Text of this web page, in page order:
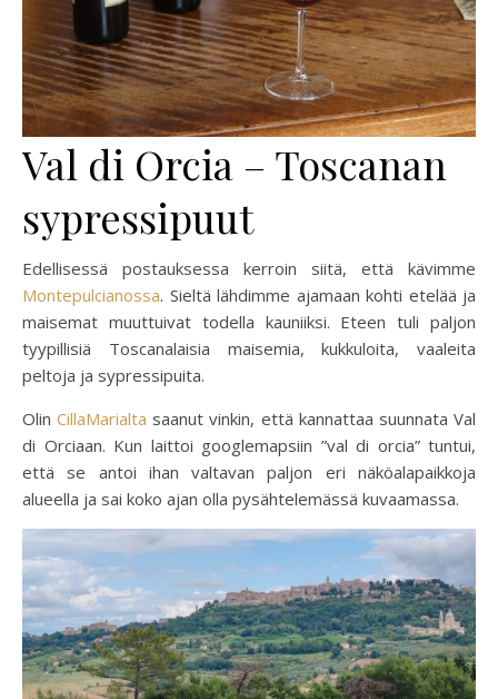
Val di Orcia – Toscanan
sypressipuut
Edellisessä postauksessa kerroin siitä, että kävimme
Montepulcianossa. Sieltä lähdimme ajamaan kohti etelää ja
maisemat muuttuivat todella kauniiksi. Eteen tuli paljon
tyypillisiä Toscanalaisia maisemia, kukkuloita, vaaleita
peltoja ja sypressipuita.
OlinCillaMarialta saanut vinkin, että kannattaa suunnata Val
di Orciaan. Kun laittoi googlemapsiin ”val di orcia” tuntui,
että se antoi ihan valtavan paljon eri näköalapaikkoja
alueella ja sai koko ajan olla pysähtelemässä kuvaamassa.